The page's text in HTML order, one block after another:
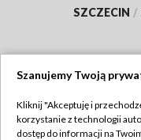
SZCZECIN /
Szanujemy Twoją
Kliknij "Akceptuję i
korzystanie z technologii
dostęp do informacji na